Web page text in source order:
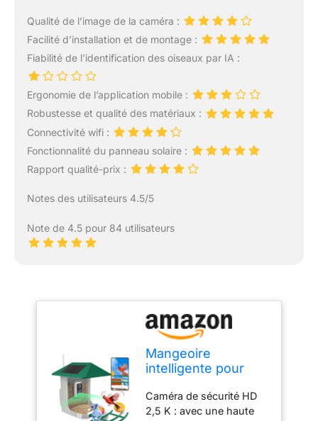
Qualité de l’image de la caméra :
Facilité d’installation et de montage :
Fiabilité de l’identification des oiseaux par IA :
Ergonomie de l’application mobile :
Robustesse et qualité des matériaux :
Connectivité wifi :
Fonctionnalité du panneau solaire :
Rapport qualité-prix :
Notes des utilisateurs 4.5/5
Note de 4.5 pour 84 utilisateurs
Mangeoire
intelligente pour
caméra, caméra
d'observation des
Caméra de sécurité HD
2,5 K : avec une haute